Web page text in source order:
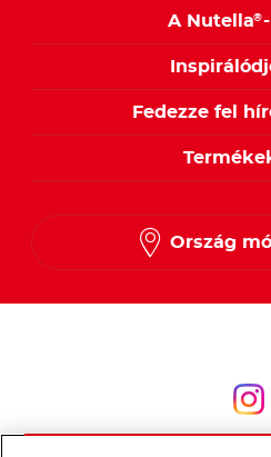
A Nutella®
Fedezze fel
Ország